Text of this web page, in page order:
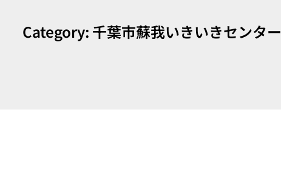
Category: 千葉市蘇我いきいきセンター